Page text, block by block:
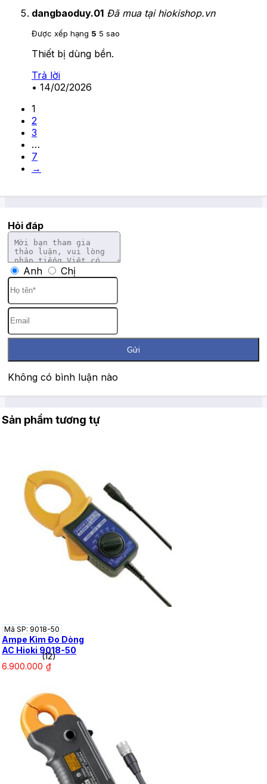
dangbaoduy.01 Đã mua tại hiokishop.vn
Được xếp hạng 5 5 sao
Thiết bị dùng bền.
Trả lời
• 14/02/2026
1
2
3
…
7
→
Hỏi đáp
Anh Chị
Gửi
Không có bình luận nào
Sản phẩm tương tự
Mã SP: 9018-50
Ampe Kìm Đo Dòng
AC Hioki 9018-50
(12)
6.900.000 ₫